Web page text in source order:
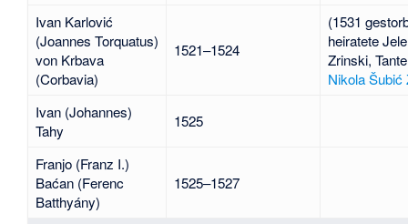
Ivan Karlović
(Joannes Torquatus)
von Krbava
(Corbavia)
1521–1524
(1531
heiratete
Zrinski,
Nikola Šubić
Ivan (Johannes)
Tahy
1525
Franjo (Franz I.)
Baćan (Ferenc
Batthyány)
1525–1527